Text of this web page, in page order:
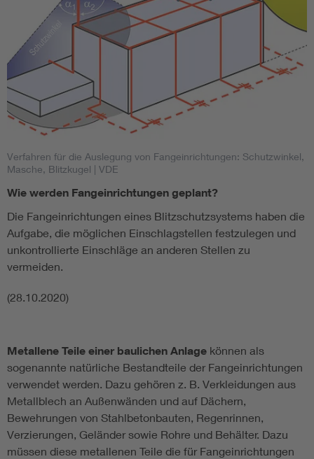
Verfahren für die Auslegung von Fangeinrichtungen: Schutzwinkel,
Masche, Blitzkugel | VDE
Wie werden Fangeinrichtungen geplant?
Die Fangeinrichtungen eines Blitzschutzsystems haben die
Aufgabe, die möglichen Einschlagstellen festzulegen und
unkontrollierte Einschläge an anderen Stellen zu
vermeiden.
(28.10.2020)
Metallene Teile einer baulichen Anlage können als
sogenannte natürliche Bestandteile der Fangeinrichtungen
verwendet werden. Dazu gehören z. B. Verkleidungen aus
Metallblech an Außenwänden und auf Dächern,
Bewehrungen von Stahlbetonbauten, Regenrinnen,
Verzierungen, Geländer sowie Rohre und Behälter. Dazu
müssen diese metallenen Teile die für Fangeinrichtungen